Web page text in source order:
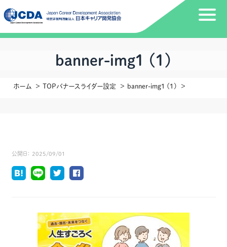
banner-img1 (1)
ホーム TOPバナースライダー設定 banner-img1 (1)
公開日： 2025/09/01